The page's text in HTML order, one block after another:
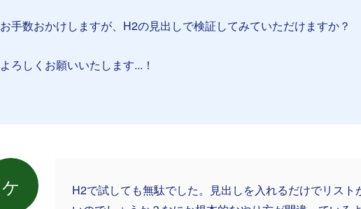
お手数おかけしますが、H2の見出しで検証してみていただけますか？
よろしくお願いいたします...！
ケ
H2で試しても無駄でした。見出しを入れるだけでリス